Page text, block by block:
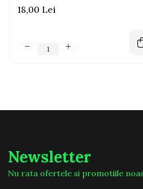
18,00 Lei
Newsletter
Nu rata ofertele si promotiile